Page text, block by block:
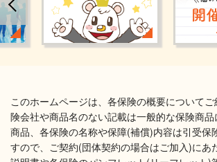
このホームページは、各保険の概要について
険会社や商品名のない記載は一般的な保険商
商品、各保険の名称や保障(補償)内容は引受保
すので、ご契約(団体契約の場合はご加入)にあ